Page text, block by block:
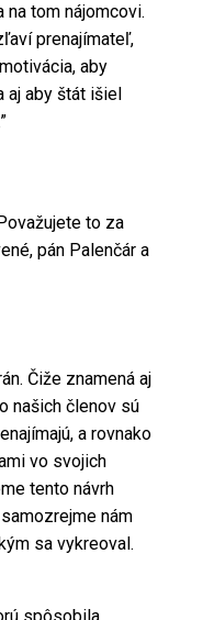
na tom nájomcovi.
prenajímateľ,
aby
aj aby štát išiel
to za
pán Palenčár a
Čiže znamená aj
našich členov sú
a rovnako
vo svojich
tento návrh
nám
sa vykreoval.